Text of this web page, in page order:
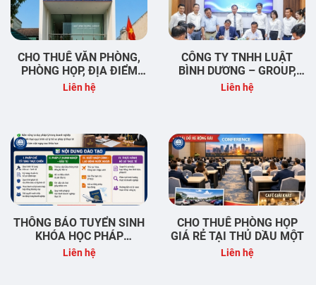
CHO THUÊ VĂN PHÒNG,
PHÒNG HỌP, ĐỊA ĐIỂM
KINH DOANH TẠI ĐỊNH
HÒA – THỦ DẦU MỘT –
Liên hệ
CÔNG TY TNHH LUẬT
BÌNH DƯƠNG – GROUP,
TRƯỜNG TRUNG CẤP
NGHỀ NGHIỆP VỤ BÌNH
DOANH NGHIỆP (ILC)
Liên hệ
THÔNG BÁO TUYỂN SINH
KHÓA HỌC PHÁP
CHẾ/NHÂN SỰ TẠI BÌNH
Liên hệ
CHO THUÊ PHÒNG HỌP
GIÁ RẺ TẠI THỦ DẦU MỘT
Liên hệ